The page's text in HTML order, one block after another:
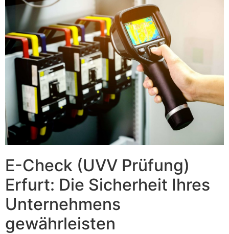
E-Check (UVV Prüfung)
Erfurt: Die Sicherheit Ihres
Unternehmens
gewährleisten